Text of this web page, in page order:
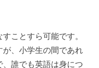
ことすら可能です。
、小学生の間であれ
誰でも英語は身につ